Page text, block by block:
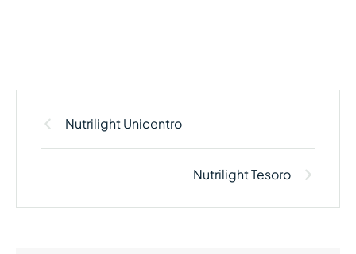
Nutrilight Unicentro
Nutrilight Tesoro